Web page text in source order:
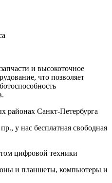
и высокоточное
что позволяет
районах Санкт-Петербурга
у нас бесплатная свободная
цифровой техники
и планшеты, компьютеры и